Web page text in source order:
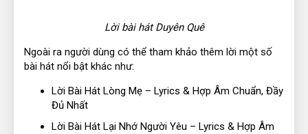
Lời bài hát Duyên Quê
Ngoài ra người dùng có thể tham khảo thêm lời một số
bài hát nổi bật khác như:
Lời Bài Hát Lòng Mẹ – Lyrics & Hợp Âm Chuẩn, Đầy
Đủ Nhất
Lời Bài Hát Lại Nhớ Người Yêu – Lyrics & Hợp Âm